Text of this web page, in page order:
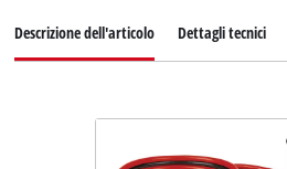
Descrizione dell'articolo Dettagli tecnici